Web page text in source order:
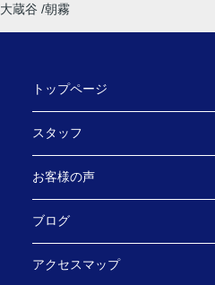
大蔵谷 朝霧
トップページ
スタッフ
お客様の声
ブログ
アクセスマップ